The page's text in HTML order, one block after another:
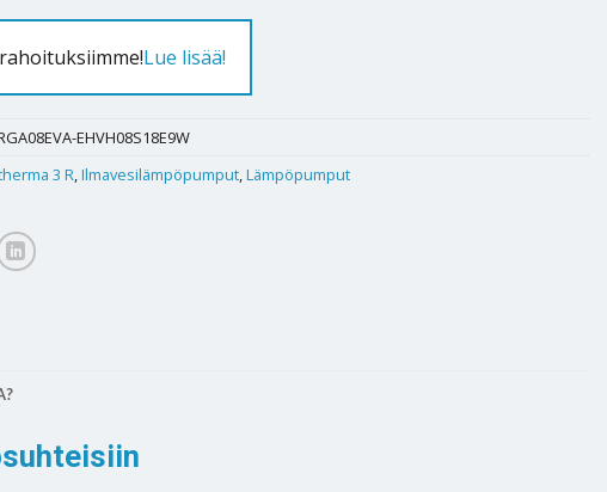
Lue lisää!
EHVH08S18E9W
3 R,Ilmavesilämpöpumput,Lämpöpumput